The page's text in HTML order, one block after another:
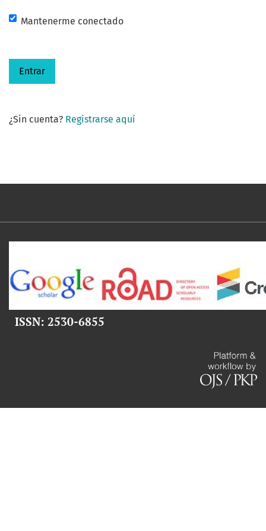
Mantenerme conectado
Entrar
¿Sin cuenta? Registrarse aquí
ISSN: 2530-6855